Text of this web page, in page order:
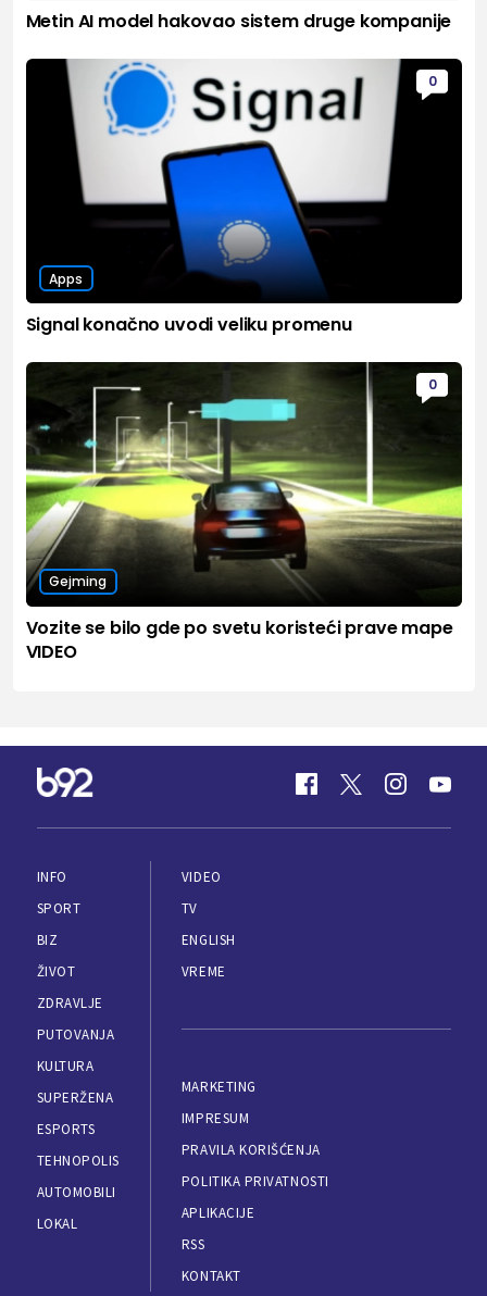
Metin AI model hakovao sistem druge kompanije
0
Apps
Signal konačno uvodi veliku promenu
0
Gejming
Vozite se bilo gde po svetu koristeći prave mape
VIDEO
INFO
SPORT
BIZ
ŽIVOT
ZDRAVLJE
PUTOVANJA
KULTURA
SUPERŽENA
ESPORTS
TEHNOPOLIS
AUTOMOBILI
LOKAL
VIDEO
TV
ENGLISH
VREME
MARKETING
IMPRESUM
PRAVILA KORIŠĆENJA
POLITIKA PRIVATNOSTI
APLIKACIJE
RSS
KONTAKT